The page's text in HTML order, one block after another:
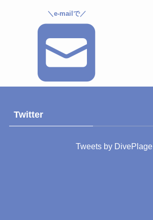
＼e-mailで／
Twitter
Tweets by DivePlage